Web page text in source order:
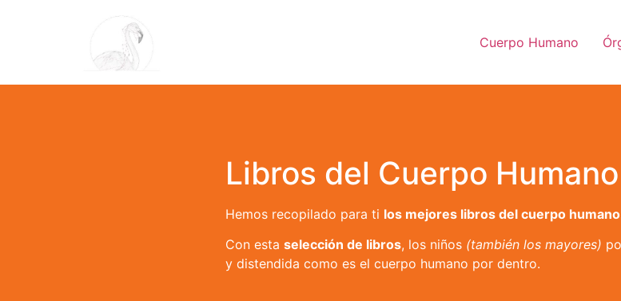
Cuerpo Humano
Libros del Cuerpo Humano
Hemos recopilado para ti los mejores libros del cuerpo
Con esta selección de libros, los niños (también los mayores)
y distendida como es el cuerpo humano por dentro.